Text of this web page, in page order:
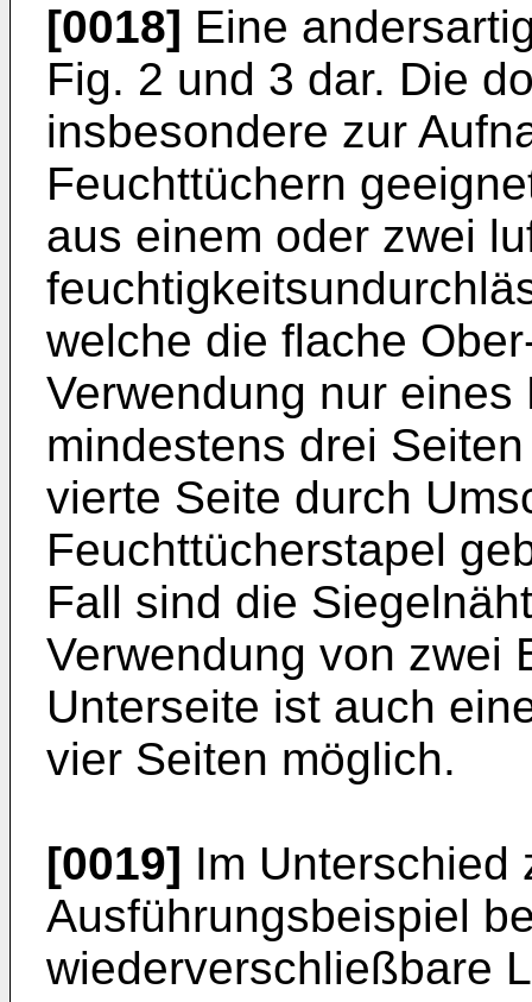
[0018] Eine
Fig. 2 und 3 dar. Die
insbesondere zur
Feuchttüchern
aus einem oder zwei
welche die flache
Verwendung nur
mindestens drei
vierte Seite durch
Feuchttücherstapel
Fall sind die
Verwendung von zwei
Unterseite ist auch
vier Seiten möglich.
[0019] Im Unterschied
Ausführungsbeispiel
wiederverschließbare